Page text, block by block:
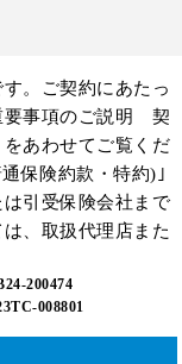
。ご契約にあたっ
要事項のご説明 契
あわせてご覧くだ
保険約款・特約)｣
引受保険会社まで
、取扱代理店また
200474
008801